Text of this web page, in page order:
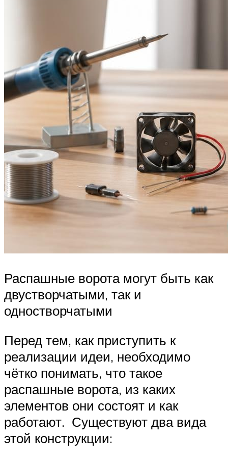
Распашные ворота могут быть как
двустворчатыми, так и
одностворчатыми
Перед тем, как приступить к
реализации идеи, необходимо
чётко понимать, что такое
распашные ворота, из каких
элементов они состоят и как
работают. Существуют два вида
этой конструкции: